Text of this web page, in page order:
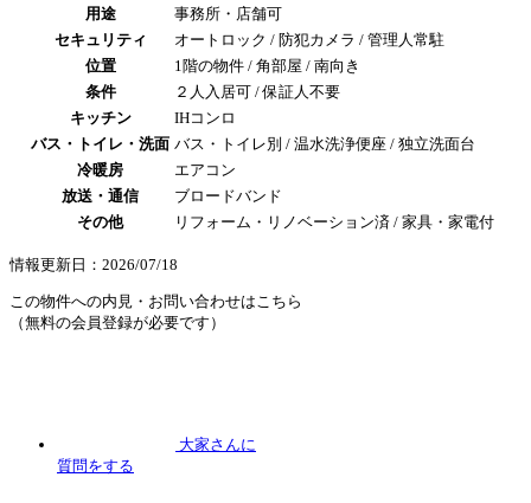
用途
事務所・店舗可
セキュリティ
オートロック / 防犯カメラ / 管理人常駐
位置
1階の物件 / 角部屋 / 南向き
条件
２人入居可 / 保証人不要
キッチン
IHコンロ
バス・トイレ・洗面 バス・トイレ別 / 温水洗浄便座 / 独立洗面台
冷暖房
エアコン
放送・通信
ブロードバンド
その他
リフォーム・リノベーション済 / 家具・家電付
情報更新日：2026/07/18
この物件への内見・お問い合わせはこちら
（無料の会員登録が必要です）
大家さんに
質問をする